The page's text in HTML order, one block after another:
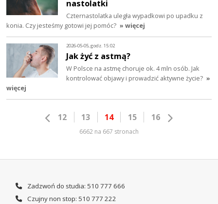
nastolatki
Czternastolatka uległa wypadkowi po upadku z
konia. Czy jesteśmy gotowi jej pomóc? » więcej
2026-05-05, godz. 15:02
Jak żyć z astmą?
W Polsce na astmę choruje ok. 4 mln osób. Jak
kontrolować objawy i prowadzić aktywne życie? »
więcej
12 13 14 15 16
6662 na 667 stronach
Zadzwoń do studia: 510 777 666
Czujny non stop: 510 777 222